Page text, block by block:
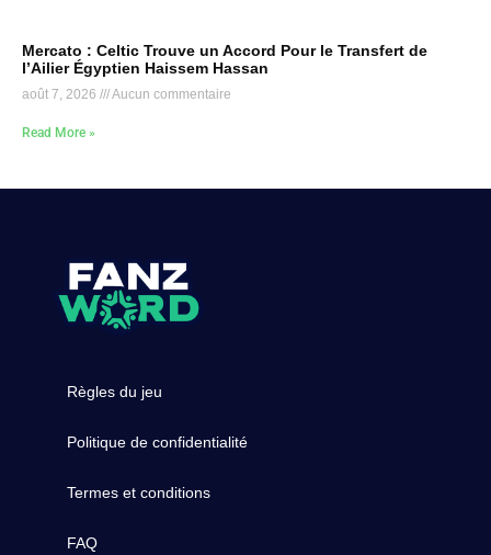
Mercato : Celtic Trouve un Accord Pour le Transfert de
l’Ailier Égyptien Haissem Hassan
août 7, 2026 Aucun commentaire
Read More »
Règles du jeu
Politique de confidentialité
Termes et conditions
FAQ